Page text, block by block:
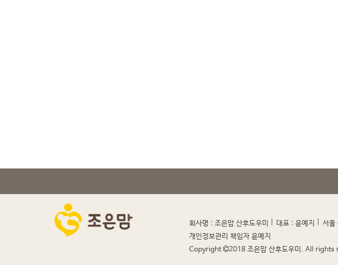
회사명 : 조은맘 산후도우미 대표 : 윤예지 서울
개인정보관리 책임자 윤예지
Copyright
2018 조은맘 산후도우미. All